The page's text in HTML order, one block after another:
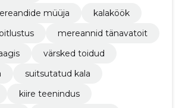
müüja
kalaköök
mereannid tänavatoit
värsked toidud
suitsutatud kala
kiire teenindus